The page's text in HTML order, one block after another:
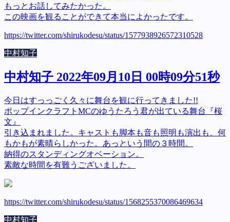
もっとお話してみたかった。
この映画を観ることができて本当によかったです。
https://twitter.com/shirukodesu/status/1577938926572310528
中村知子
中村知子 2022年09月10日 00時09分51秒
今日はすっっごく久々に舞台を観に行ってきました!!
ポップインクラフトMCのゆうたろう君が出ている舞台『桜
文』
引き込まれました。キャストも脚本も音も照明も演出も、何
もかもが素晴らしかった。あっという間の３時間。
納得のスタンディングオベーション。
素敵な時間を有難うございました。
https://twitter.com/shirukodesu/status/1568255370086469634
中村知子